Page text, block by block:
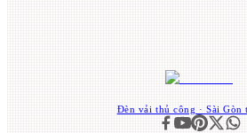
Đèn vải thủ công · Sài Gòn